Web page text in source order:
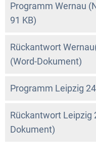
Programm Wernau
91 KB)
Rückantwort
(Word-Dokument)
Programm Leipzig
Rückantwort Leipzig
Dokument)